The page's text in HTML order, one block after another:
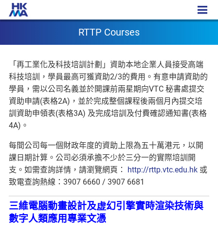
RTTP Courses
RTTP Courses
「再工業化及科技培訓計劃」資助本地企業人員接受高端
科技培訓，學員最高可獲資助2/3的費用。有意申請資助的
學員，需以公司名義並於開課前兩星期向VTC 秘書處提交
資助申請(表格2A)，並於完成整個課程後兩個月內提交培
訓資助申領表(表格3A) 及完成培訓及付費確認通知書(表格
4A)。
每間公司每一個財政年度的資助上限為五十萬港元，以開
課日期計算。公司必須承擔不少於三分一的實際培訓開
支。如需查詢詳情，請瀏覽網頁：
http://rttp.vtc.edu.hk 或
致電查詢熱線：3907 6660 / 3907 6681
三維電腦動畫設計及虚幻引擎實時渲染技術與
數字人類應用專業文憑